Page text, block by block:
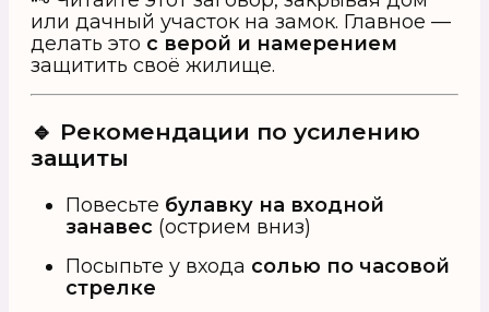
или дачный участок на замок. Главное —
делать это с верой и намерением
защитить своё жилище.
🔹 Рекомендации по усилению
защиты
Повесьте булавку на входной
занавес (острием вниз)
Посыпьте у входа солью по часовой
стрелке